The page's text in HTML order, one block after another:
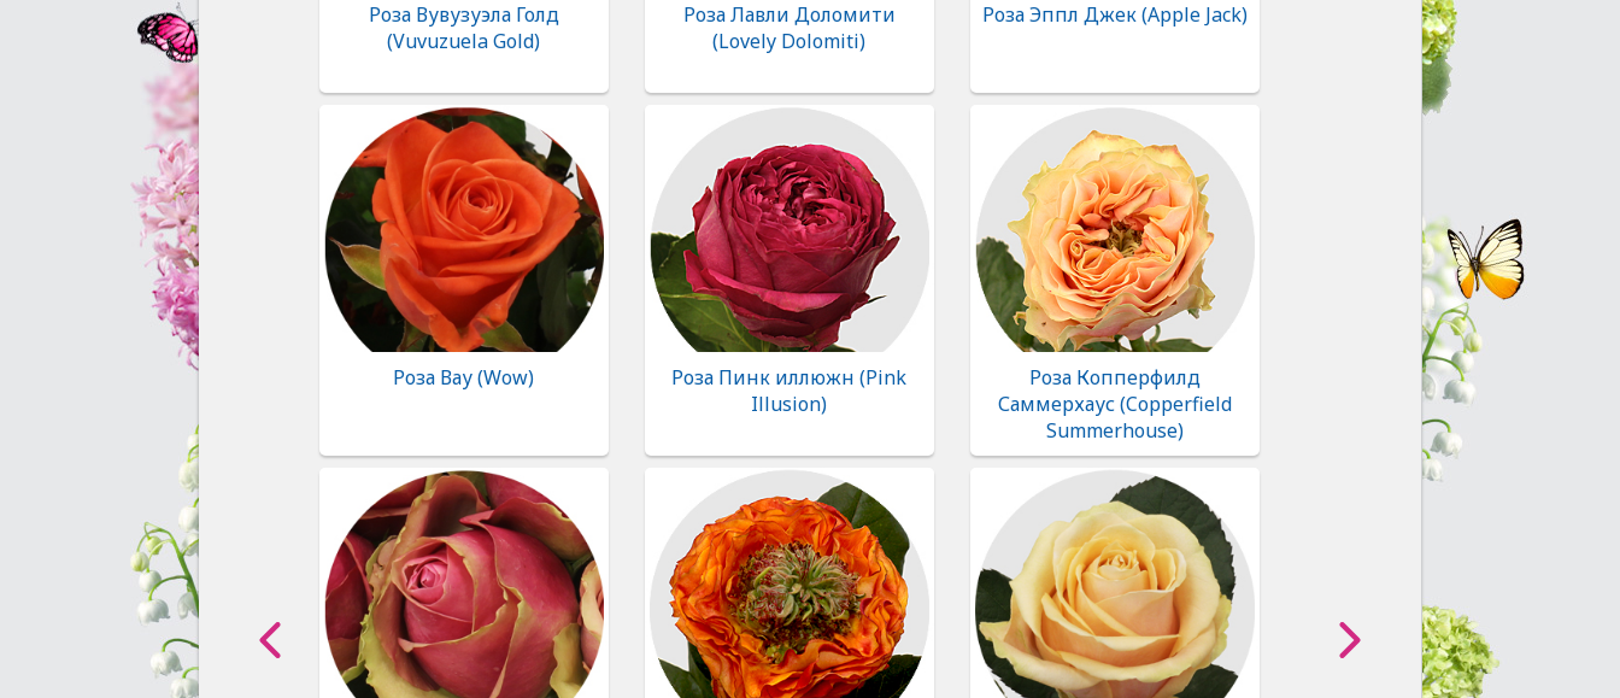
Роза Вувузуэла Голд
(Vuvuzuela Gold)
Роза Лавли Доломити
(Lovely Dolomiti)
Роза Эппл Джек (Apple Jack)
Роза Вау (Wow)
Роза Пинк иллюжн (Pink
Illusion)
Роза Копперфилд
Саммерхаус (Copperfield
Summerhouse)